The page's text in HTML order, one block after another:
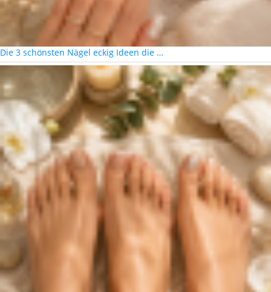
Die 3 schönsten Nägel eckig Ideen die …